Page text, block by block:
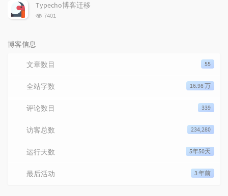
Typecho博客迁移
浏览次数:
7401
博客信息
55
文章数目
16.98 万
全站字数
339
评论数目
234,280
访客总数
5年50天
运行天数
3 年前
最后活动